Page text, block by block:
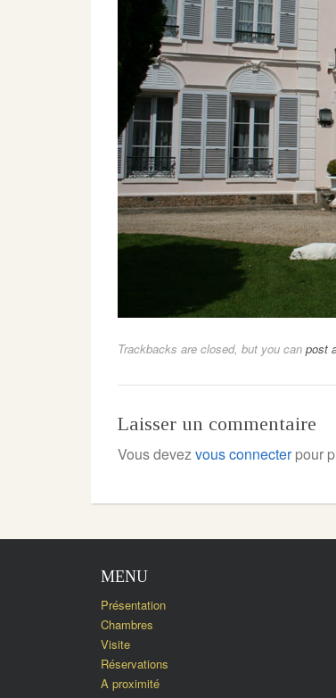
Trackbacks are closed, but you can post
Laisser un commentaire
Vous devezvous connecterpour
MENU
Présentation
Chambres
Visite
Réservations
A proximité